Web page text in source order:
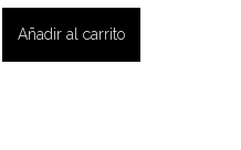
Añadir al carrito